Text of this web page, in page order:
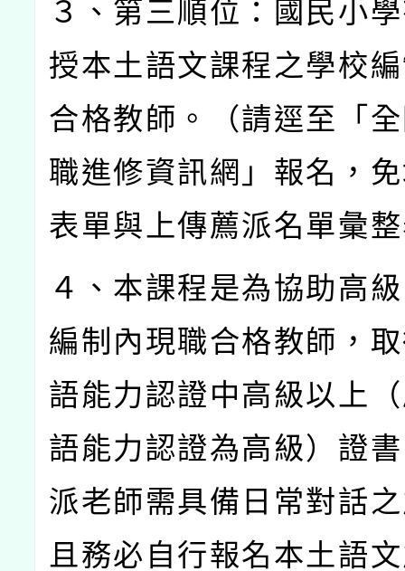
３、第三順位：國民小
授本土語文課程之學校
合格教師。（請逕至「
職進修資訊網」報名，
表單與上傳薦派名單彙
４、本課程是為協助高
編制內現職合格教師，
語能力認證中高級以上
語能力認證為高級）證
派老師需具備日常對話
且務必自行報名本土語